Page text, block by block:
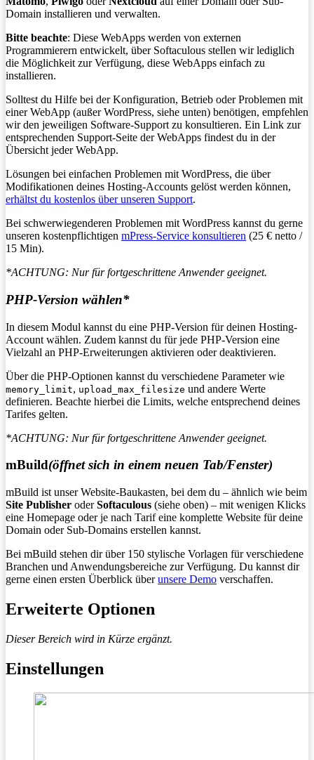
Domain installieren und verwalten.
Bitte beachte: Diese WebApps werden von externen
Programmierern entwickelt, über Softaculous stellen wir lediglich
die Möglichkeit zur Verfügung, diese WebApps einfach zu
installieren.
Solltest du Hilfe bei der Konfiguration, Betrieb oder Problemen mit
einer WebApp (außer WordPress, siehe unten) benötigen, empfehlen
wir den jeweiligen Software-Support zu konsultieren. Ein Link zur
entsprechenden Support-Seite der WebApps findest du in der
Übersicht jeder WebApp.
Lösungen bei einfachen Problemen mit WordPress, die über
Modifikationen deines Hosting-Accounts gelöst werden können,
erhältst du kostenlos über unseren Support.
Bei schwerwiegenderen Problemen mit WordPress kannst du gerne
unseren kostenpflichtigen mPress-Service konsultieren (25 € netto /
15 Min).
*ACHTUNG: Nur für fortgeschrittene Anwender geeignet.
PHP-Version wählen*
In diesem Modul kannst du eine PHP-Version für deinen Hosting-
Account wählen. Zudem kannst du für jede PHP-Version eine
Vielzahl an PHP-Erweiterungen aktivieren oder deaktivieren.
Über die PHP-Optionen kannst du verschiedene Parameter wie
memory_limit, upload_max_filesize und andere Werte
definieren. Beachte hierbei die Limits, welche entsprechend deines
Tarifes gelten.
*ACHTUNG: Nur für fortgeschrittene Anwender geeignet.
mBuild(öffnet sich in einem neuen Tab/Fenster)
mBuild ist unser Website-Baukasten, bei dem du – ähnlich wie beim
Site Publisher oderSoftaculous (siehe oben) – mit wenigen Klicks
eine Homepage oder je nach Tarif eine komplette Website für deine
Domain oder Sub-Domains erstellen kannst.
Bei mBuild stehen dir über 150 stylische Vorlagen für verschiedene
Branchen und Anwendungsbereiche zur Verfügung. Du kannst dir
gerne einen ersten Überblick überunsere Demo verschaffen.
Erweiterte Optionen
Dieser Bereich wird in Kürze ergänzt.
Einstellungen